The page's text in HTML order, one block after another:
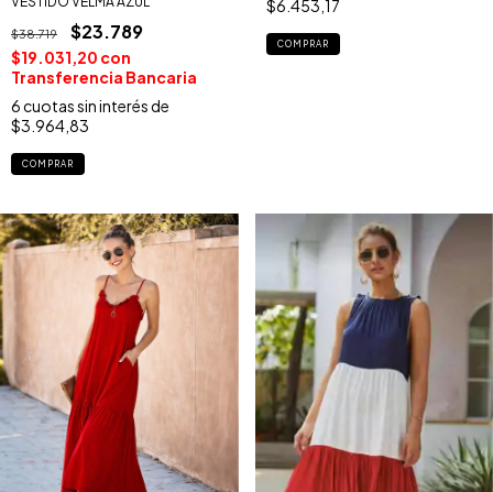
$38.719 $23.789
$19.031,20 con
Transferencia Bancaria
6cuotas sin interés de
$3.964,83
COMPRAR
$6.453,17
COMPRAR